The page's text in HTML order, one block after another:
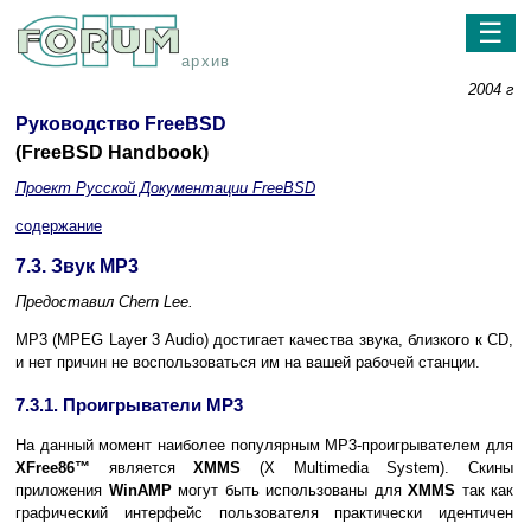
архив
☰
2004 г
Руководство FreeBSD
(FreeBSD Handbook)
Проект Русской Документации FreeBSD
содержание
7.3. Звук MP3
Предоставил Chern Lee.
MP3 (MPEG Layer 3 Audio) достигает качества звука, близкого к CD,
и нет причин не воспользоваться им на вашей рабочей станции.
7.3.1. Проигрыватели MP3
На данный момент наиболее популярным MP3-проигрывателем для
XFree86™ являетсяXMMS (X Multimedia System). Скины
приложения WinAMPмогут быть использованы для XMMS так как
графический интерфейс пользователя практически идентичен